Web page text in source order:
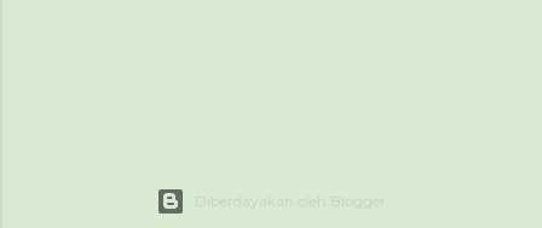
Diberdayakan oleh Blogger